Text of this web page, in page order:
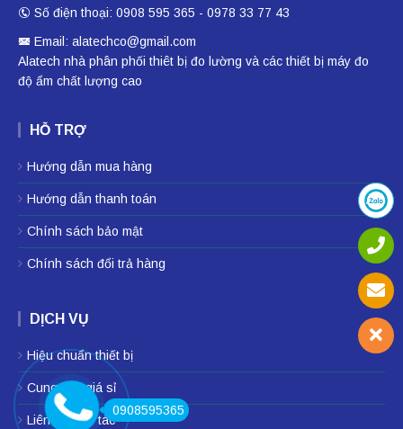
Số điện thoại: 0908 595 365 - 0978 33 77 43
Email: alatechco@gmail.com
Alatech nhà phân phối thiêt bị đo lường và các thiết bị máy đo
độ ẩm chất lượng cao
HỖ TRỢ
Hướng dẫn mua hàng
Hướng dẫn thanh toán
Chính sách bảo mật
Chính sách đổi trả hàng
DỊCH VỤ
Hiệu chuẩn thiết bị
Cung cấp giá sỉ
Liên hệ hợp tác
0908595365